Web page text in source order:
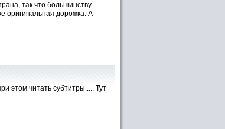
так что большинству
оригинальная дорожка. А
этом читать субтитры..... Тут